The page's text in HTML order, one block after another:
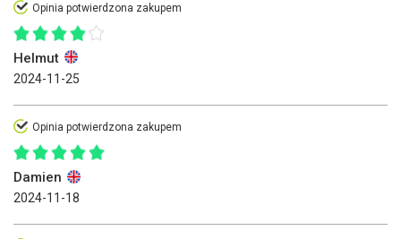
Opinia potwierdzona zakupem
Helmut
2024-11-25
Opinia potwierdzona zakupem
Damien
2024-11-18